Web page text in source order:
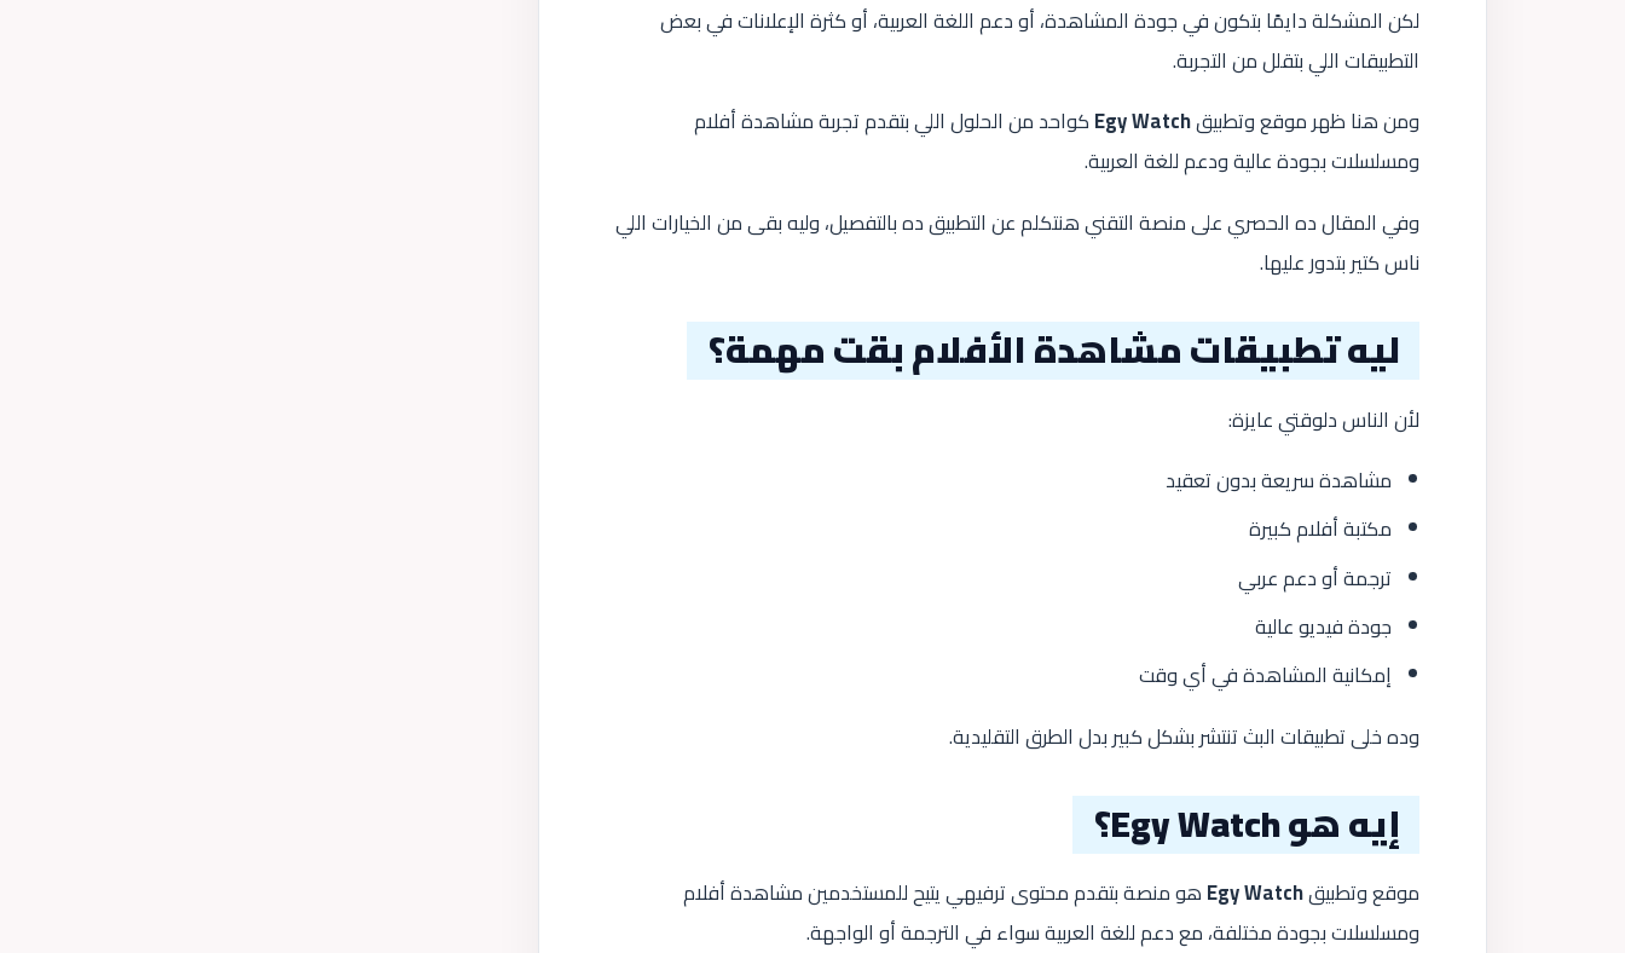
لكن المشكلة دايمًا بتكون في جودة المشاهدة، أو دعم اللغة العربية، أو كثرة الإعلانات في بعض
التطبيقات اللي بتقلل من التجربة.
ومن هنا ظهر موقع وتطبيقEgy Watch كواحد من الحلول اللي بتقدم تجربة مشاهدة أفلام
ومسلسلات بجودة عالية ودعم للغة العربية.
وفي المقال ده الحصري على منصة التقني هنتكلم عن التطبيق ده بالتفصيل، وليه بقى من الخيارات اللي
ناس كتير بتدور عليها.
ليه تطبيقات مشاهدة الأفلام بقت مهمة؟
لأن الناس دلوقتي عايزة:
مشاهدة سريعة بدون تعقيد
مكتبة أفلام كبيرة
ترجمة أو دعم عربي
جودة فيديو عالية
إمكانية المشاهدة في أي وقت
وده خلى تطبيقات البث تنتشر بشكل كبير بدل الطرق التقليدية.
إيه هو Egy Watch؟
موقع وتطبيقEgy Watch هو منصة بتقدم محتوى ترفيهي يتيح للمستخدمين مشاهدة أفلام
ومسلسلات بجودة مختلفة، مع دعم للغة العربية سواء في الترجمة أو الواجهة.